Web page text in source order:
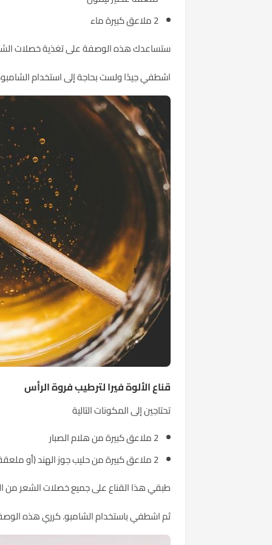
2 ملاعق كبيرة ماء
ستساعدك هذه الوصفة على تغذية خصلات الشعر
اشطفي جيدًا ولست بحاجة إلى استخدام
قناع الألوة فيرا لترطيبفروة الرأس
تحتاجين إلى المكونات التالية
2 ملاعق كبيرة من هلام الصبار
2 ملاعق كبيرة من حليب جوز الهند (أو ملعقة كبيرة من مسحوق حليب جوز الهند ممزوج مع ملعقتين من الماء).
طبقي هذا القناع على جميع خصلات الشعر من
ثم اشطفي باستخدام الشامبو. كرري هذه